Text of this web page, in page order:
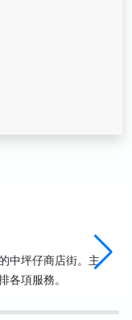
中坪仔商店街。主
各項服務。